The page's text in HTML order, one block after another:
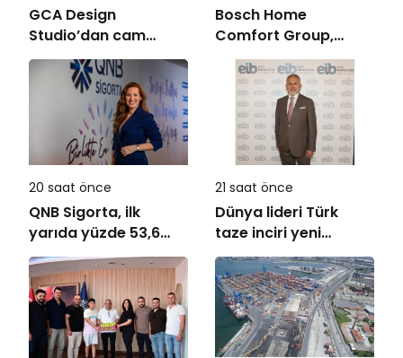
GCA Design
Studio’dan cam
ambalaj tasarımında
bütüncül yaklaşım
Bosch Home
Comfort Group,
REHAU Yerden Isıtma
Sistemleri’nin
Türkiye’deki tek
yetkili distribütörü
oldu
20 saat önce
QNB Sigorta, ilk
yarıda yüzde 53,6
büyüyerek 10,66
milyar TL prim
üretimine ulaştı
21 saat önce
Dünya lideri Türk
taze inciri yeni
sezona başladı